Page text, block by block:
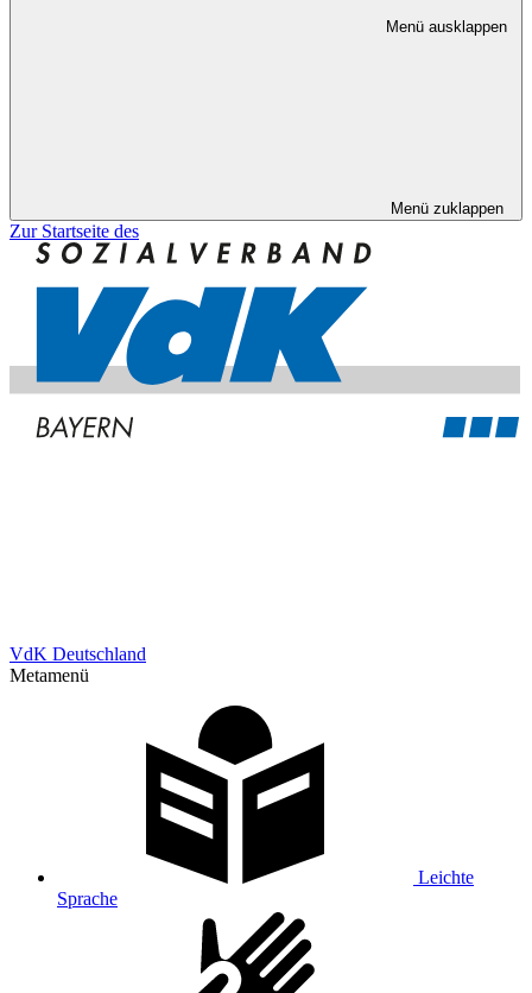
Menü ausklappen
Menü zuklappen
Zur Startseite des
VdK Deutschland
Metamenü
Leichte
Sprache